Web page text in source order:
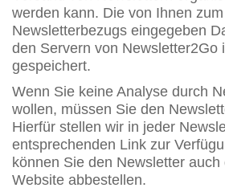
werden kann. Die von Ihnen
Newsletterbezugs eingegeben
den Servern von Newsletter2Go
gespeichert.
Wenn Sie keine Analyse durch
wollen, müssen Sie den
Hierfür stellen wir in jeder
entsprechenden Link zur
können Sie den Newsletter
Website abbestellen.